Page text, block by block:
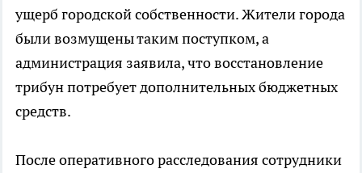
ущерб городской собственности. Жители города
были возмущены таким поступком, а
администрация заявила, что восстановление
трибун потребует дополнительных бюджетных
средств.
После оперативного расследования сотрудники